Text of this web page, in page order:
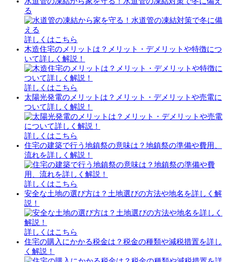
る
詳しくはこちら
木造住宅のメリットは？メリット・デメリットや特徴につ
いて詳しく解説！
詳しくはこちら
太陽光発電のメリットは？メリット・デメリットや売電に
ついて詳しく解説！
詳しくはこちら
住宅の建築で行う地鎮祭の意味は？地鎮祭の準備や費用、
流れを詳しく解説！
詳しくはこちら
安全な土地の選び方は？土地選びの方法や地名を詳しく解
説！
詳しくはこちら
住宅の購入にかかる税金は？税金の種類や減税措置を詳し
く解説！